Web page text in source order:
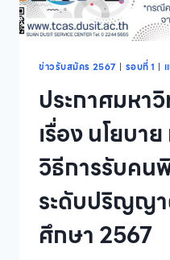
หลักสูตร
ศึกษา
มหา
สาขา
จัดการ
ศึกษา
ปฐมวัย
และ
ประถม
ศึกษา
ประจำ
ข่าวรับสมัคร 2567 | รอบที่ 1 |
ประกาศมหา
เรื่อง นโยบา
วิธีการรับคน
ระดับปริญญา
ศึกษา 2567